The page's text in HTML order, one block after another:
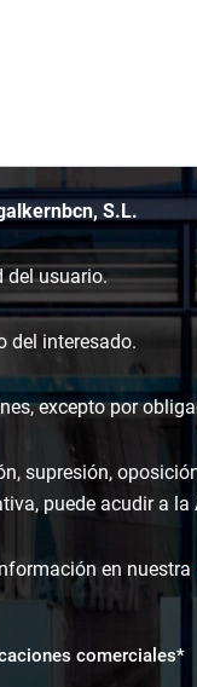
S.L.
del usuario.
del interesado.
excepto por
supresión,
puede acudir a la
en nuestra
comerciales*